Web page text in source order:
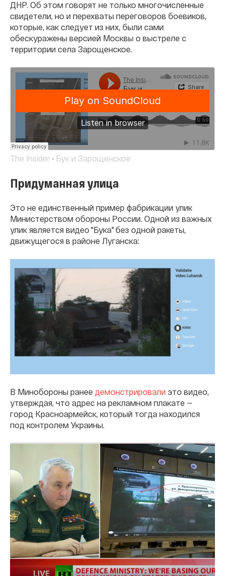
ДНР. Об этом говорят не только многочисленные
свидетели, но и перехваты переговоров боевиков,
которые, как следует из них, были сами
обескуражены версией Москвы о выстреле с
территории села Зарощенское.
The Insider · Бук и Зарощенское
Придуманная улица
Это не единственный пример фабрикации улик
Министерством обороны России. Одной из важных
улик является видео "Бука" без одной ракеты,
движущегося в районе Луганска:
В Минобороны ранее демонстрировали это видео,
утверждая, что адрес на рекламном плакате —
город Красноармейск, который тогда находился
под контролем Украины.